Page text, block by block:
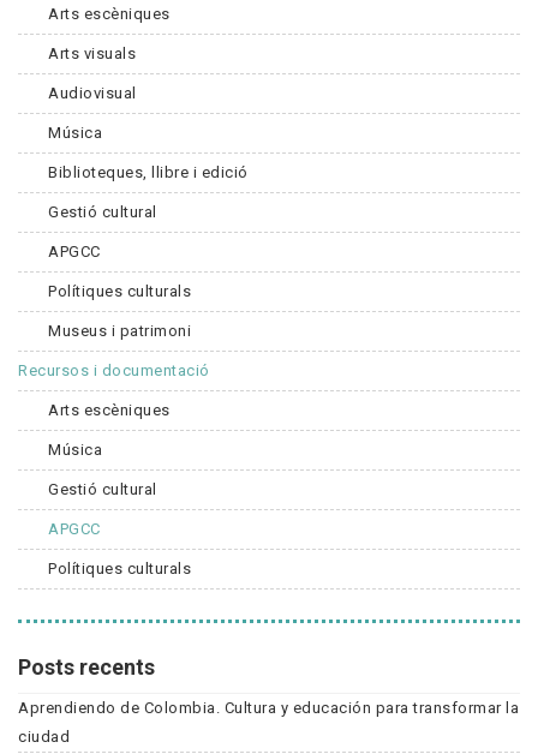
Arts escèniques
Arts visuals
Audiovisual
Música
Biblioteques, llibre i edició
Gestió cultural
APGCC
Polítiques culturals
Museus i patrimoni
Recursos i documentació
Arts escèniques
Música
Gestió cultural
APGCC
Polítiques culturals
Posts recents
Aprendiendo de Colombia. Cultura y educación para transformar la
ciudad